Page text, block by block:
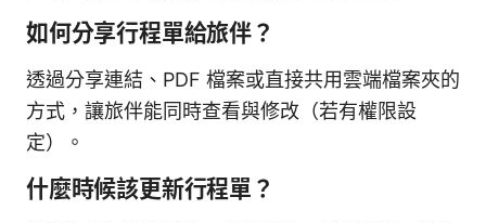
如何分享行程單給旅伴？
透過分享連結、PDF 檔案或直接共用雲端檔案夾的
方式，讓旅伴能同時查看與修改（若有權限設
定）。
什麼時候該更新行程單？